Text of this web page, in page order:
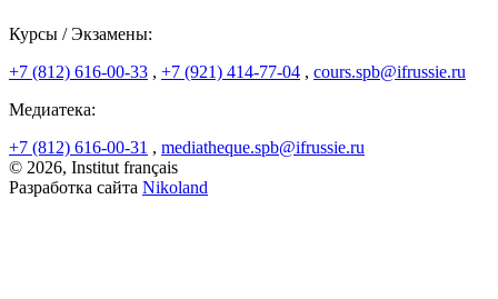
Курсы / Экзамены:
+7 (812) 616-00-33 , +7 (921) 414-77-04 , cours.spb@ifrussie.ru
Медиатека:
+7 (812) 616-00-31 , mediatheque.spb@ifrussie.ru
© 2026, Institut français
Разработка сайта Nikoland